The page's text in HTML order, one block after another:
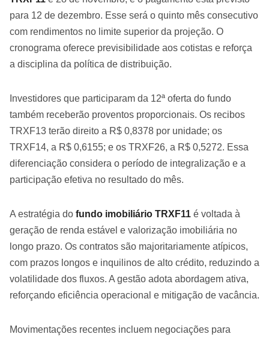
para 12 de dezembro. Esse será o quinto mês consecutivo
com rendimentos no limite superior da projeção. O
cronograma oferece previsibilidade aos cotistas e reforça
a disciplina da política de distribuição.
Investidores que participaram da 12ª oferta do fundo
também receberão proventos proporcionais. Os recibos
TRXF13 terão direito a R$ 0,8378 por unidade; os
TRXF14, a R$ 0,6155; e os TRXF26, a R$ 0,5272. Essa
diferenciação considera o período de integralização e a
participação efetiva no resultado do mês.
A estratégia do fundo imobiliário TRXF11 é voltada à
geração de renda estável e valorização imobiliária no
longo prazo. Os contratos são majoritariamente atípicos,
com prazos longos e inquilinos de alto crédito, reduzindo a
volatilidade dos fluxos. A gestão adota abordagem ativa,
reforçando eficiência operacional e mitigação de vacância.
Movimentações recentes incluem negociações para